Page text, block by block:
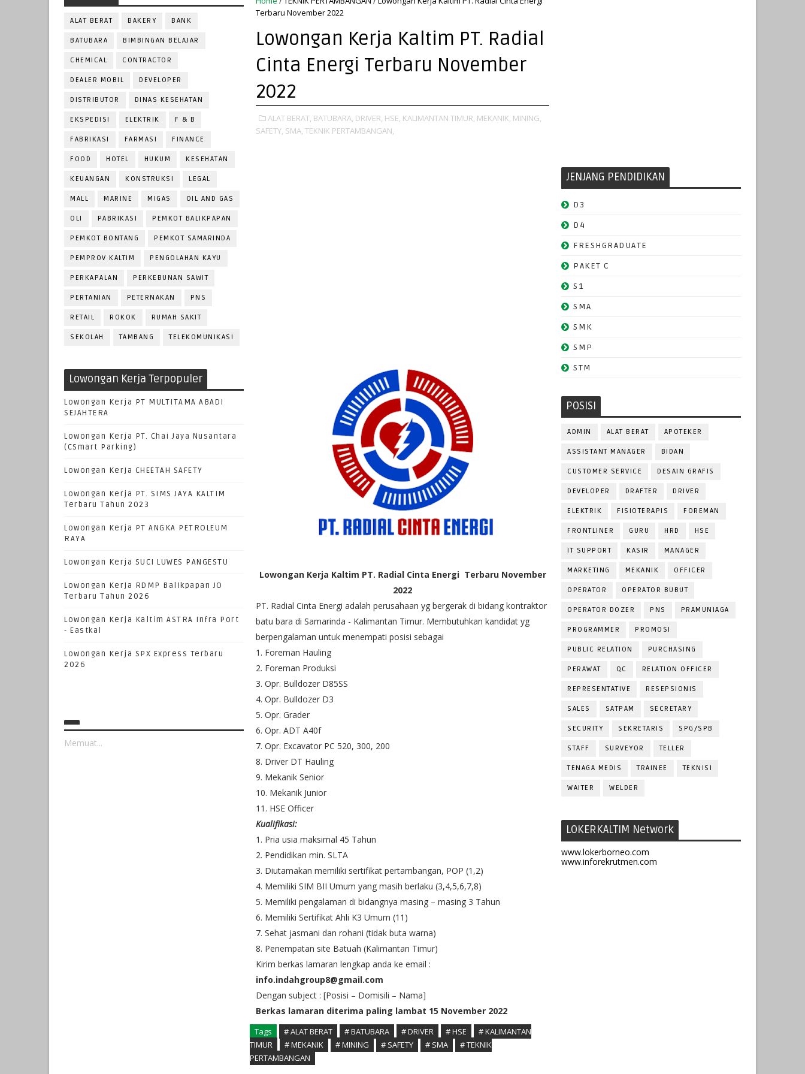
ALAT BERAT BAKERY BANK
BATUBARA BIMBINGAN BELAJAR
CHEMICAL CONTRACTOR
DEALER MOBIL DEVELOPER
DISTRIBUTOR DINAS KESEHATAN
EKSPEDISI ELEKTRIK F & B
FABRIKASI FARMASI FINANCE
FOOD HOTEL HUKUM KESEHATAN
KEUANGAN KONSTRUKSI LEGAL
MALL MARINE MIGAS OIL AND GAS
OLI PABRIKASI PEMKOT BALIKPAPAN
PEMKOT BONTANG PEMKOT SAMARINDA
PEMPROV KALTIM PENGOLAHAN KAYU
PERKAPALAN PERKEBUNAN SAWIT
PERTANIAN PETERNAKAN PNS
RETAIL ROKOK RUMAH SAKIT
SEKOLAH TAMBANG TELEKOMUNIKASI
Lowongan Kerja Terpopuler
Lowongan Kerja PT MULTITAMA ABADI
SEJAHTERA
Lowongan Kerja PT. Chai Jaya Nusantara
(CSmart Parking)
Lowongan Kerja CHEETAH SAFETY
Lowongan Kerja PT. SIMS JAYA KALTIM
Terbaru Tahun 2023
Lowongan Kerja PT ANGKA PETROLEUM
RAYA
Lowongan Kerja SUCI LUWES PANGESTU
Lowongan Kerja RDMP Balikpapan JO
Terbaru Tahun 2026
Lowongan Kerja Kaltim ASTRA Infra Port
- Eastkal
Lowongan Kerja SPX Express Terbaru
2026
Memuat...
Terbaru November 2022
Lowongan Kerja Kaltim PT. Radial
Cinta Energi Terbaru November
2022
ALAT BERAT, BATUBARA, DRIVER, HSE, KALIMANTAN TIMUR, MEKANIK, MINING,
SAFETY, SMA, TEKNIK PERTAMBANGAN,
Lowongan Kerja Kaltim PT. Radial Cinta Energi Terbaru November
2022
PT. Radial Cinta Energi adalah perusahaan yg bergerak di bidang kontraktor
batu bara di Samarinda - Kalimantan Timur. Membutuhkan kandidat yg
berpengalaman untuk menempati posisi sebagai
1. Foreman Hauling
2. Foreman Produksi
3. Opr. Bulldozer D85SS
4. Opr. Bulldozer D3
5. Opr. Grader
6. Opr. ADT A40f
7. Opr. Excavator PC 520, 300, 200
8. Driver DT Hauling
9. Mekanik Senior
10. Mekanik Junior
11. HSE Officer
Kualifikasi:
1. Pria usia maksimal 45 Tahun
2. Pendidikan min. SLTA
3. Diutamakan memiliki sertifikat pertambangan, POP (1,2)
4. Memiliki SIM BII Umum yang masih berlaku (3,4,5,6,7,8)
5. Memiliki pengalaman di bidangnya masing – masing 3 Tahun
6. Memiliki Sertifikat Ahli K3 Umum (11)
7. Sehat jasmani dan rohani (tidak buta warna)
8. Penempatan site Batuah (Kalimantan Timur)
Kirim berkas lamaran lengkap anda ke email :
info.indahgroup8@gmail.com
Dengan subject : [Posisi – Domisili – Nama]
Berkas lamaran diterima paling lambat 15 November 2022
Tags # ALAT BERAT # BATUBARA # DRIVER # HSE
# KALIMANTAN
TIMUR
# MEKANIK # MINING # SAFETY # SMA
# TEKNIK
PERTAMBANGAN
JENJANG PENDIDIKAN
D3
D4
FRESHGRADUATE
PAKET C
S1
SMA
SMK
SMP
STM
POSISI
ADMIN ALAT BERAT APOTEKER
ASSISTANT MANAGER BIDAN
CUSTOMER SERVICE DESAIN GRAFIS
DEVELOPER DRAFTER DRIVER
ELEKTRIK FISIOTERAPIS FOREMAN
FRONTLINER GURU HRD HSE
IT SUPPORT KASIR MANAGER
MARKETING MEKANIK OFFICER
OPERATOR OPERATOR BUBUT
OPERATOR DOZER PNS PRAMUNIAGA
PROGRAMMER PROMOSI
PUBLIC RELATION PURCHASING
PERAWAT QC RELATION OFFICER
REPRESENTATIVE RESEPSIONIS
SALES SATPAM SECRETARY
SECURITY SEKRETARIS SPG/SPB
STAFF SURVEYOR TELLER
TENAGA MEDIS TRAINEE TEKNISI
WAITER WELDER
LOKERKALTIM Network
www.lokerborneo.com
www.inforekrutmen.com